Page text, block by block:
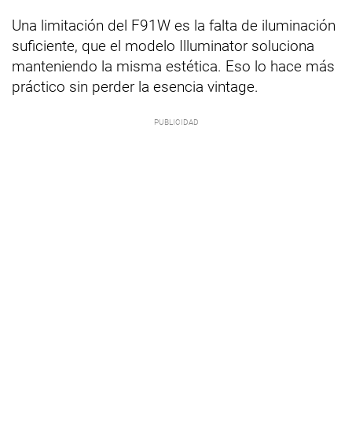
Una limitación del F91W es la falta de iluminación
suficiente, que el modelo Illuminator soluciona
manteniendo la misma estética. Eso lo hace más
práctico sin perder la esencia vintage.